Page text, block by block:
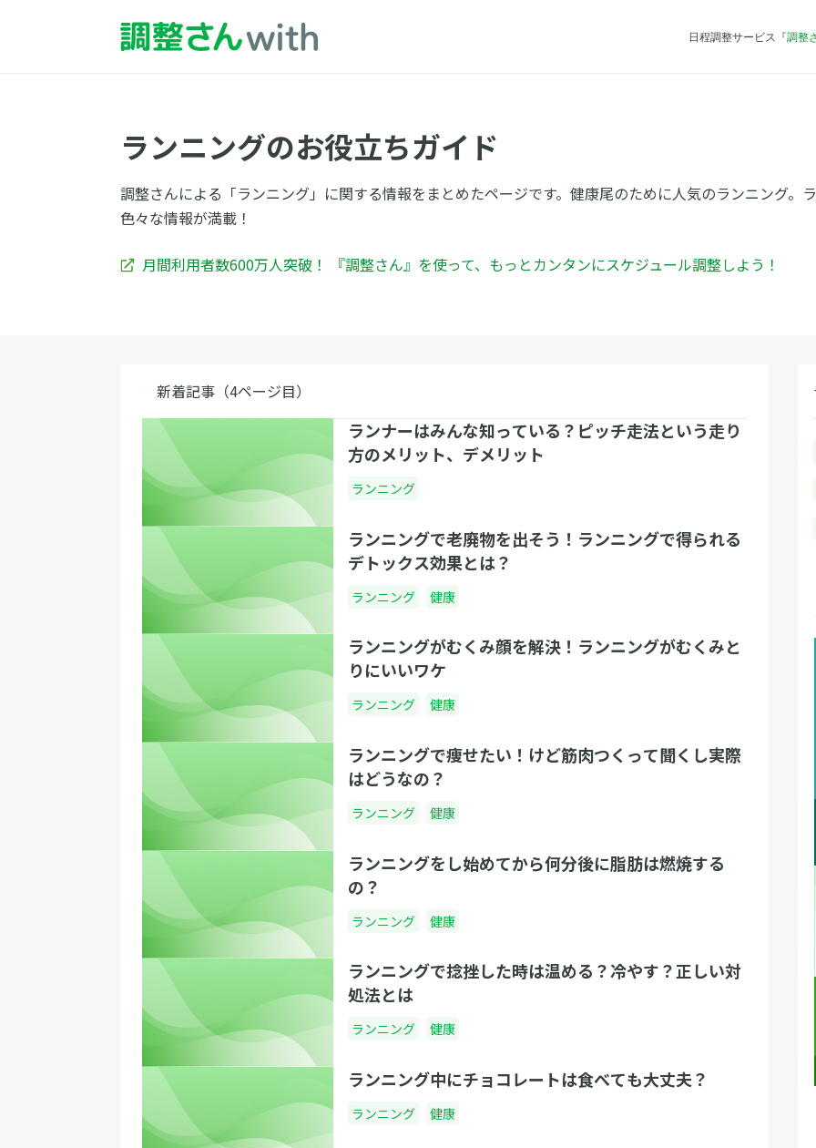
日程調整サービス『調整
ランニングのお役立ちガイド
調整さんによる「ランニング」に関する情報をまとめたページです。健康尾のために人気のランニング。
色々な情報が満載！
月間利用者数600万人突破！ 『調整さん』を使って、もっとカンタンにスケジュール調整しよう！
新着記事（4ページ目）
ランナーはみんな知っている？ピッチ走法という走り
方のメリット、デメリット
ランニング
ランニングで老廃物を出そう！ランニングで得られる
デトックス効果とは？
ランニング 健康
ランニングがむくみ顔を解決！ランニングがむくみと
りにいいワケ
ランニング 健康
ランニングで痩せたい！けど筋肉つくって聞くし実際
はどうなの？
ランニング 健康
ランニングをし始めてから何分後に脂肪は燃焼する
の？
ランニング 健康
ランニングで捻挫した時は温める？冷やす？正しい対
処法とは
ランニング 健康
ランニング中にチョコレートは食べても大丈夫？
ランニング 健康